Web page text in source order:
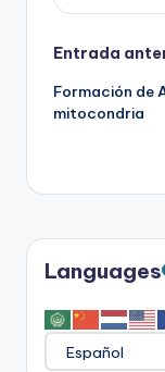
de
Entrada
Formación de
mitocondria
Languages